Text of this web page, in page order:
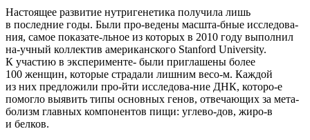
Настоящее развитие нутригенетика получила лишь
в последние годы. Были про-ведены масшта-бные исследова-
ния, самое показате-льное из которых в 2010 году выполнил
на-учный коллектив американского Stanford University.
К участию в эксперименте- были приглашены более
100 женщин, которые страдали лишним весо-м. Каждой
из них предложили про-йти исследова-ние ДНК, которо-е
помогло выявить типы основных генов, отвечающих за мета-
болизм главных компонентов пищи: углево-дов, жиро-в
и белков.